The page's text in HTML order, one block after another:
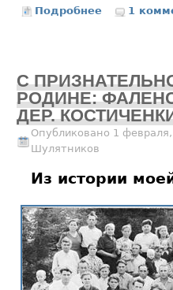
Подробнее о 1
С
РОДИНЕ:
ДЕР.
Опубликовано 1
Шулятников
Из истории